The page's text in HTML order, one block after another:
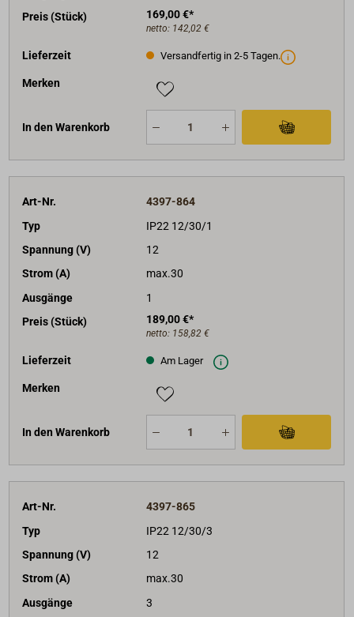
Preis (Stück)
169,00 €*
netto: 142,02 €
Lieferzeit Versandfertig in 2-5 Tagen.
Merken
In den Warenkorb
Art-Nr.
4397-864
Typ
IP22 12/30/1
Spannung (V)
12
Strom (A)
max.30
Ausgänge
1
Preis (Stück)
189,00 €*
netto: 158,82 €
Lieferzeit Am Lager
Merken
In den Warenkorb
Art-Nr.
4397-865
Typ
IP22 12/30/3
Spannung (V)
12
Strom (A)
max.30
Ausgänge
3